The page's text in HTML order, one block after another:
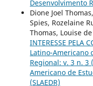
Desenvolvimento
Dione Joel
Spies, Rozelaine
Thomas, Louise
INTERESSE PELA
Latino-Americano
Regional: v. 3 n. 3
Americano de
(SLAEDR)